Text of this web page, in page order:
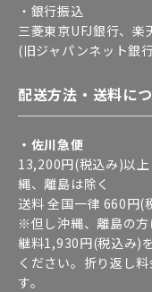
・銀行振込
三菱東京UFJ銀行、楽
(旧ジャパンネット銀
配送方法・送料に
・佐川急便
13,200円(税込み)以
縄、離島は除く
送料 全国一律 660円(
※但し沖縄、離島の方
継料1,930円(税込み)
ください。折り返し
す。